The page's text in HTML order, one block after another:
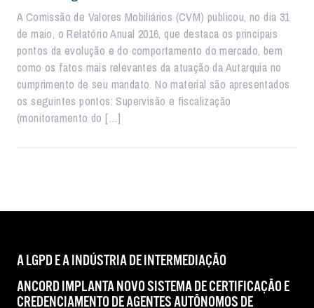
A Comissão de Valores Mobiliários (CVM) publicou, no dia 31
de maio, o Relatório Anual 2016, que destaca os principais
pontos da evolução e do comportamento do mercado, bem
como os fatos mais relevantes da atuação da Autarquia no
cumprimento de seu mandato. No material são apresentados
os seguintes pontos: Supervisão e fiscalização
(monitoramento do […]
A LGPD E A INDÚSTRIA DE INTERMEDIAÇÃO
ANCORD IMPLANTA NOVO SISTEMA DE CERTIFICAÇÃO E
CREDENCIAMENTO DE AGENTES AUTÔNOMOS DE